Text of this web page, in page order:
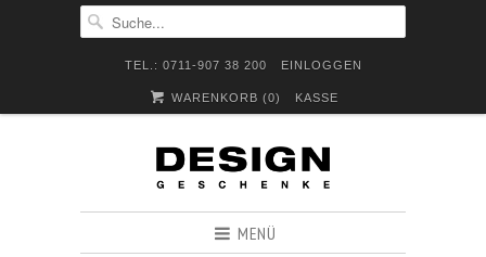
TEL.: 0711-907 38 200 EINLOGGEN
WARENKORB (0) KASSE
MENÜ